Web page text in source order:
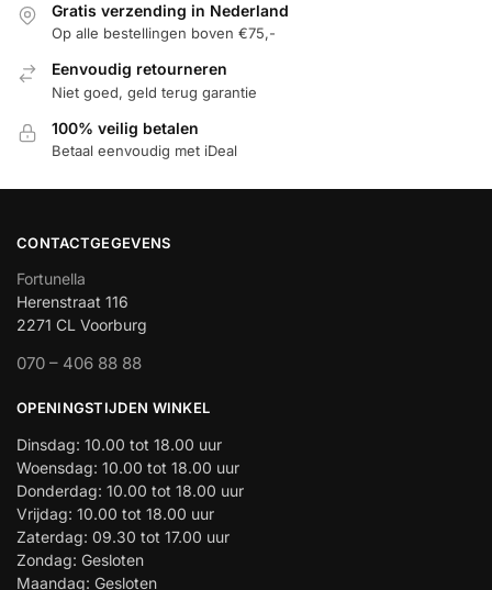
Gratis verzending in Nederland
Op alle bestellingen boven €75,-
Eenvoudig retourneren
Niet goed, geld terug garantie
100% veilig betalen
Betaal eenvoudig met iDeal
CONTACTGEGEVENS
Fortunella
Herenstraat 116
2271 CL Voorburg
070 – 406 88 88
OPENINGSTIJDEN WINKEL
Dinsdag: 10.00 tot 18.00 uur
Woensdag: 10.00 tot 18.00 uur
Donderdag: 10.00 tot 18.00 uur
Vrijdag: 10.00 tot 18.00 uur
Zaterdag: 09.30 tot 17.00 uur
Zondag: Gesloten
Maandag: Gesloten